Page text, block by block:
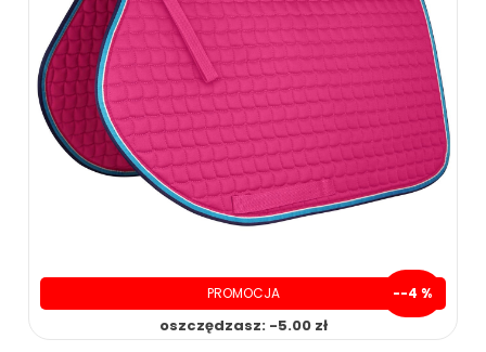
PROMOCJA --4 %
oszczędzasz: -5.00 zł